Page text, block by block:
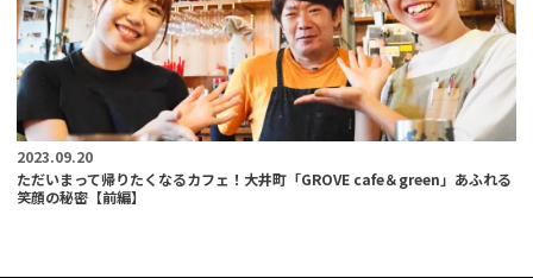
2023.09.20
ただいまって帰りたくなるカフェ！大井町「GROVE cafe＆green」あふれる
笑顔の秘密【前編】